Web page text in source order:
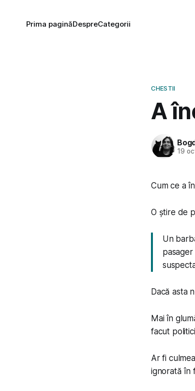
Prima paginăDespreCategorii
CHESTII
A
19
Cum ce a
O știre de
Un
Dacă asta
Mai în
facut
Ar fi
ignorată în